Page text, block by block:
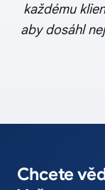
každému
aby dosáhl
Chcete